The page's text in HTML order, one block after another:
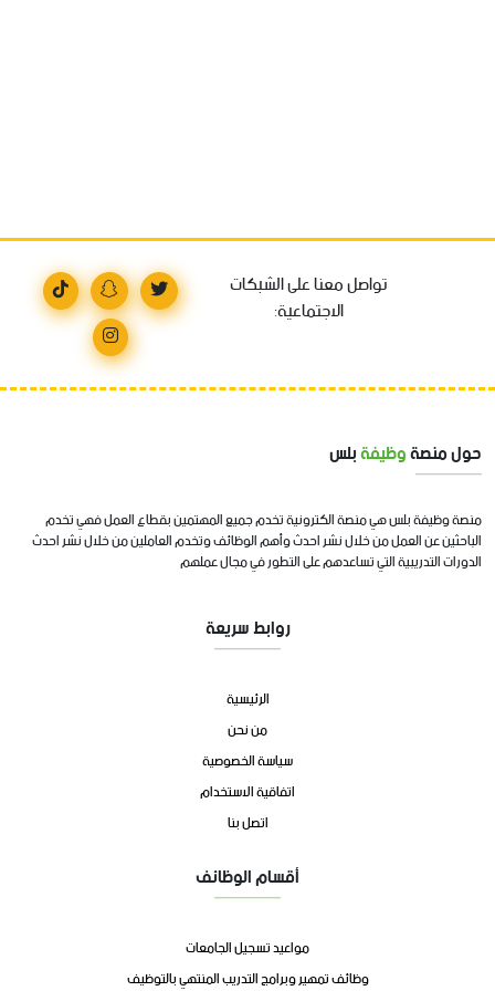
تواصل معنا على الشبكات
الاجتماعية:
حول منصةوظيفةبلس
منصة وظيفة بلس هي منصة الكترونية تخدم جميع المهتمين بقطاع العمل فهي تخدم
الباحثين عن العمل من خلال نشر احدث وأهم الوظائف وتخدم العاملين من خلال نشر احدث
الدورات التدريبية التي تساعدهم على التطور في مجال عملهم
روابط سريعة
الرئيسية
من نحن
سياسة الخصوصية
اتفاقية الاستخدام
اتصل بنا
أقسام الوظائف
مواعيد تسجيل الجامعات
وظائف تمهير وبرامج التدريب المنتهي بالتوظيف